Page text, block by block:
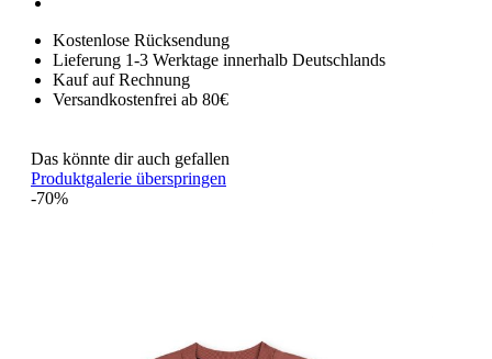
Kostenlose Rücksendung
Lieferung 1-3 Werktage innerhalb Deutschlands
Kauf auf Rechnung
Versandkostenfrei ab 80€
Das könnte dir auch gefallen
Produktgalerie überspringen
-70%